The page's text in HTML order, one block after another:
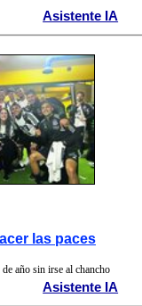
Asistente IA
las paces
año sin irse al chancho
Asistente IA